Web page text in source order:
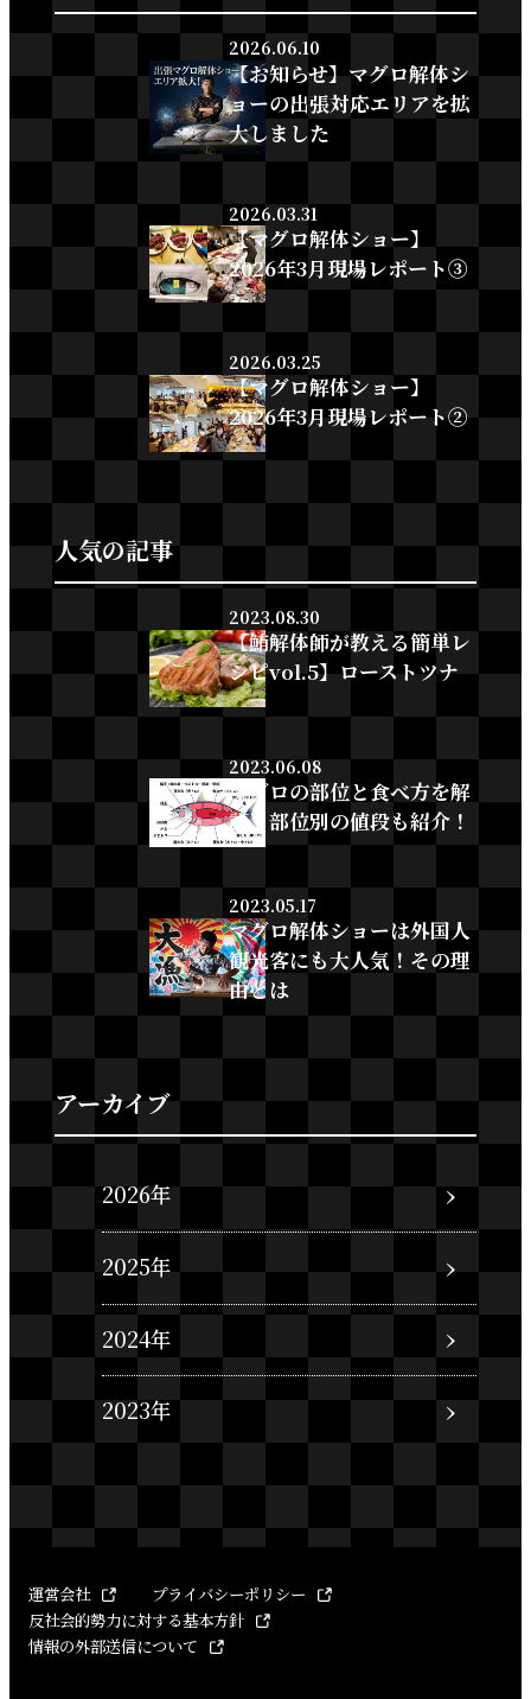
2026.06.10
【お知らせ】マグロ解体シ
ョーの出張対応エリアを拡
大しました
2026.03.31
【マグロ解体ショー】
2026年3月現場レポート③
2026.03.25
【マグロ解体ショー】
2026年3月現場レポート②
人気の記事
2023.08.30
【鮪解体師が教える簡単レ
シピvol.5】ローストツナ
2023.06.08
マグロの部位と食べ方を解
説！部位別の値段も紹介！
2023.05.17
マグロ解体ショーは外国人
観光客にも大人気！その理
由とは
アーカイブ
2026年
2025年
2024年
2023年
運営会社
プライバシーポリシー
反社会的勢力に対する基本方針
情報の外部送信について